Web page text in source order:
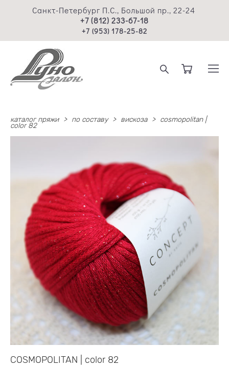
Санкт-Петербург П.С., Большой пр., 22-24
+7 (812) 233-67-18
+7 (953) 178-25-82
каталог пряжи > по составу > вискоза >
cosmopolitan |
color 82
COSMOPOLITAN | color 82